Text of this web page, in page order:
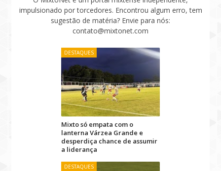
impulsionado por torcedores. Encontrou algum erro, tem
sugestão de matéria? Envie para nós:
contato@mixtonet.com
DESTAQUES
Mixto só empata com o
lanterna Várzea Grande e
desperdiça chance de assumir
a liderança
DESTAQUES